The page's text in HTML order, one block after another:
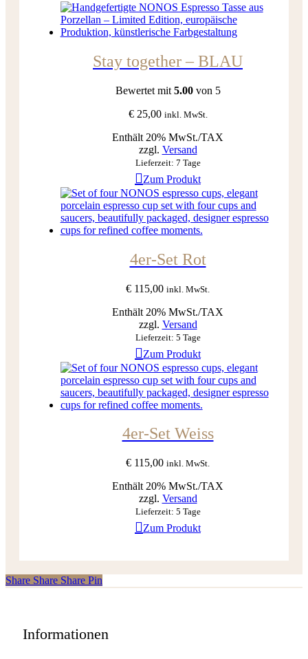
Stay together – BLAU
Bewertet mit 5.00von 5
€25,00 inkl. MwSt.
Enthält 20% MwSt./TAX
zzgl. Versand
Lieferzeit: 7 Tage
Zum Produkt
4er-Set Rot
€ 115,00 inkl. MwSt.
Enthält 20% MwSt./TAX
zzgl. Versand
Lieferzeit: 5 Tage
Zum Produkt
4er-Set Weiss
€ 115,00 inkl. MwSt.
Enthält 20% MwSt./TAX
zzgl. Versand
Lieferzeit: 5 Tage
Zum Produkt
Share
Share Share Share Pin
Informationen